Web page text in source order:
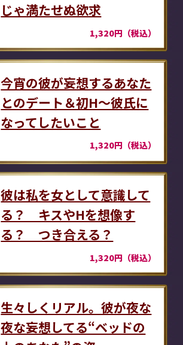
じゃ満たせぬ欲求
1,320円（税込）
今宵の彼が妄想するあなた
とのデート＆初H～彼氏に
なってしたいこと
1,320円（税込）
彼は私を女として意識して
る？ キスやHを想像す
る？ つき合える？
1,320円（税込）
生々しくリアル。彼が夜な
夜な妄想してる“ベッドの